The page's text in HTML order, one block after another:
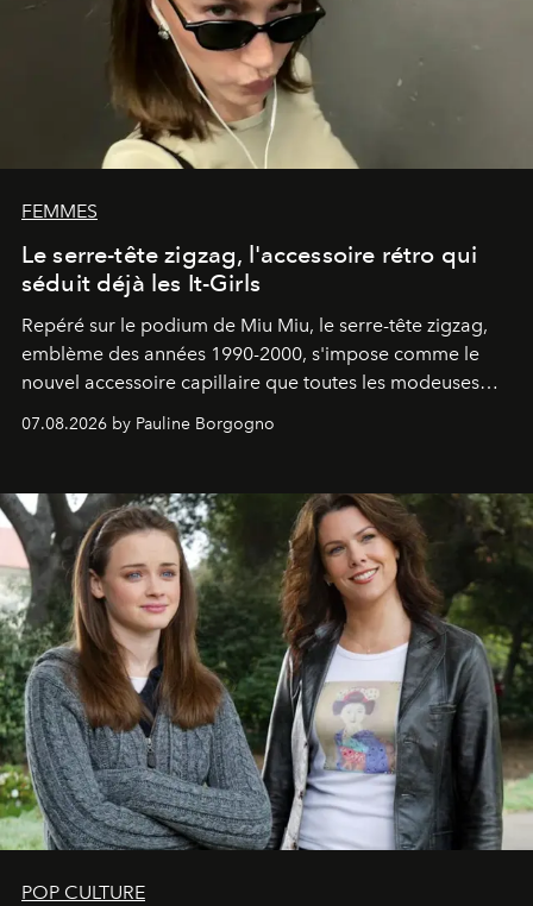
FEMMES
Le serre-tête zigzag, l'accessoire rétro qui
séduit déjà les It-Girls
Repéré sur le podium de Miu Miu, le serre-tête zigzag,
emblème des années 1990-2000, s'impose comme le
nouvel accessoire capillaire que toutes les modeuses
s'arrachent déjà.
07.08.2026 by Pauline Borgogno
POP CULTURE